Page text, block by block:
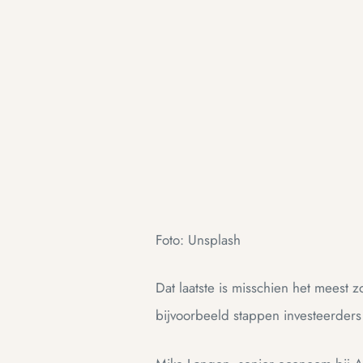
Foto: Unsplash
Dat laatste is misschien het
bijvoorbeeld stappen